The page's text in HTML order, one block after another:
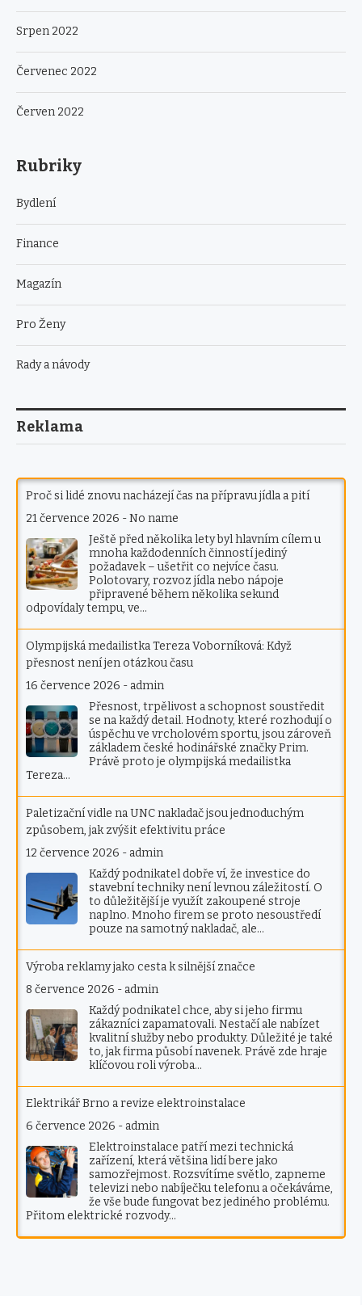
Proč si lidé znovu nacházejí čas na přípravu jídla a pití
21 července 2026 -No name
Ještě před několika lety byl hlavním cílem u
mnoha každodenních činností jediný
požadavek – ušetřit co nejvíce času.
Polotovary, rozvoz jídla nebo nápoje
připravené během několika sekund
odpovídaly tempu, ve…
Olympijská medailistka Tereza Voborníková: Když
přesnost není jen otázkou času
16 července 2026 - admin
Přesnost, trpělivost a schopnost soustředit
se na každý detail. Hodnoty, které rozhodují o
úspěchu ve vrcholovém sportu, jsou zároveň
základem české hodinářské značky Prim.
Právě proto je olympijská medailistka
Tereza…
Paletizační vidle na UNC nakladač jsou jednoduchým
způsobem, jak zvýšit efektivitu práce
12 července 2026 - admin
Každý podnikatel dobře ví, že investice do
stavební techniky není levnou záležitostí. O
to důležitější je využít zakoupené stroje
naplno. Mnoho firem se proto nesoustředí
pouze na samotný nakladač, ale…
Výroba reklamy jako cesta k silnější značce
8 července 2026 - admin
Každý podnikatel chce, aby si jeho firmu
zákazníci zapamatovali. Nestačí ale nabízet
kvalitní služby nebo produkty. Důležité je také
to, jak firma působí navenek. Právě zde hraje
klíčovou roli výroba…
Elektrikář Brno a revize elektroinstalace
6 července 2026 - admin
Elektroinstalace patří mezi technická
zařízení, která většina lidí bere jako
samozřejmost. Rozsvítíme světlo, zapneme
televizi nebo nabíječku telefonu a očekáváme,
že vše bude fungovat bez jediného problému.
Přitom elektrické rozvody…
Srpen 2022
Červenec 2022
Červen 2022
Rubriky
Bydlení
Finance
Magazín
Pro Ženy
Rady a návody
Reklama